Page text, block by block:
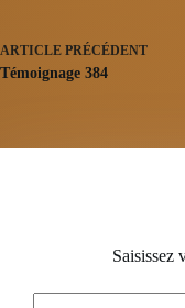
ARTICLE PRÉCÉDENT
Témoignage 384
Saisissez